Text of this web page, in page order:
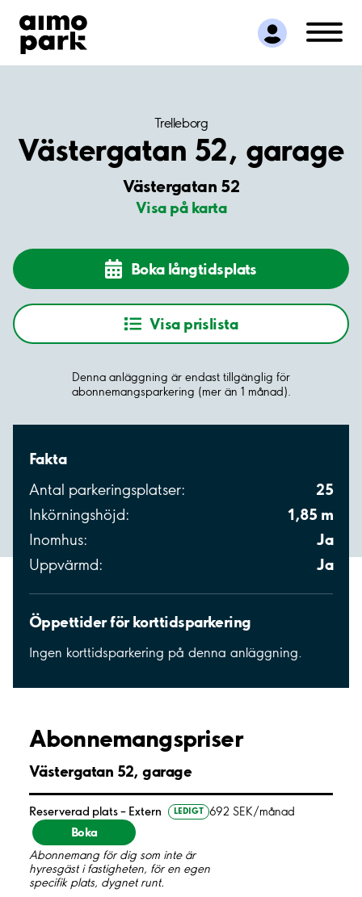
Hitta parkering
Samarbete
Kundservice
Trelleborg
Västergatan 52, garage
Västergatan 52
Visa på karta
Boka långtidsplats
Visa prislista
Denna anläggning är endast tillgänglig för
abonnemangsparkering (mer än 1 månad).
Fakta
Antal parkeringsplatser: 25
Inkörningshöjd: 1,85 m
Inomhus: Ja
Uppvärmd: Ja
Öppettider för korttidsparkering
Ingen korttidsparkering på denna anläggning.
Abonnemangspriser
Västergatan 52, garage
Reserverad plats – Extern LEDIGT 692 SEK/månad
Boka
Abonnemang för dig som inte är
hyresgäst i fastigheten, för en egen
specifik plats, dygnet runt.